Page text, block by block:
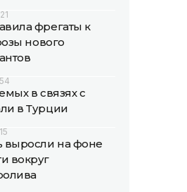
фрегаты к
нового
в связях с
в Турции
выросли на фоне
вокруг